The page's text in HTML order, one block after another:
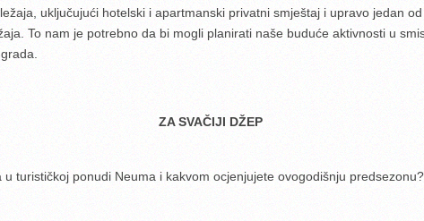
uključujući hotelski i apartmanski privatni smještaj i upravo jedan
To nam je potrebno da bi mogli planirati naše buduće aktivnosti u
ZA SVAČIJI DŽEP
turističkoj ponudi Neuma i kakvom ocjenjujete ovogodišnju predsezonu?